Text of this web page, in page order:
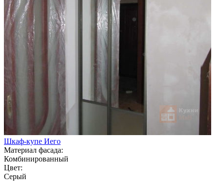
Шкаф-купе Иего
Материал фасада:
Комбинированный
Цвет:
Серый